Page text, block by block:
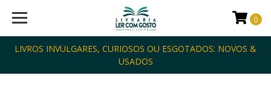
LIVROS INVULGARES, CURIOSOS OU ESGOTADOS: NOVOS &
USADOS
0